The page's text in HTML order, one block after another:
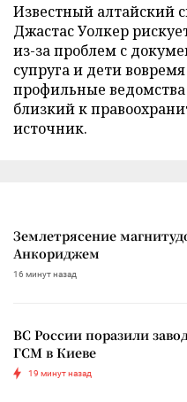
Известный алтайский
Джастас Уолкер
из-за проблем с
супруга и дети
профильные
близкий к
источник.
Землетрясение
Анкориджем
16 минут назад
ВС России поразили
ГСМ в Киеве
19 минут назад